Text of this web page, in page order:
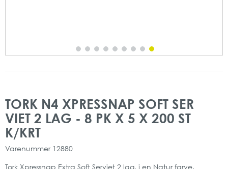
TORK N4 XPRESSNAP SOFT SER
VIET 2 LAG - 8 PK X 5 X 200 ST
K/KRT
Varenummer 12880
Tork Xpressnap Extra Soft Serviet 2 lag, i en Natur farve.
slutningen
af
billedgalleriet
starten
af
billedgalleriet